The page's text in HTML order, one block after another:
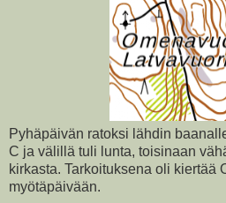
Pyhäpäivän ratoksi lähdin
C ja välillä tuli lunta, toisinaan
kirkasta. Tarkoituksena oli kiertää
myötäpäivään.